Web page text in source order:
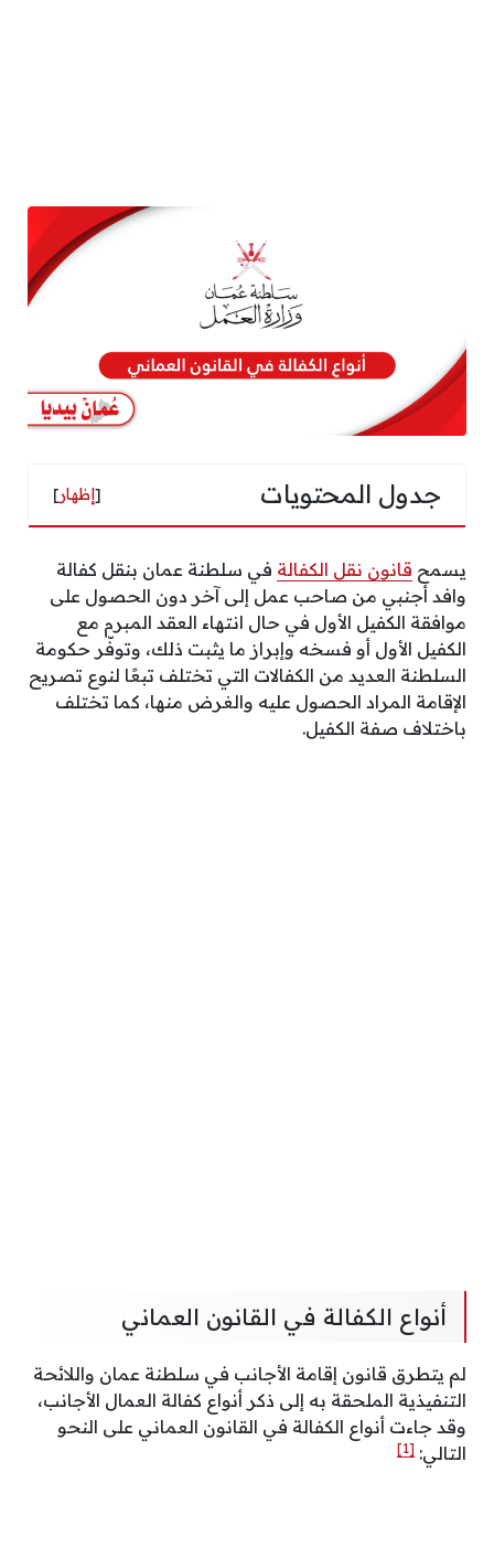
جدول المحتويات [إظهار]
يسمح قانون نقل الكفالة في سلطنة عمان بنقل كفالة
وافد أجنبي من صاحب عمل إلى آخر دون الحصول على
موافقة الكفيل الأول في حال انتهاء العقد المبرم مع
الكفيل الأول أو فسخه وإبراز ما يثبت ذلك، وتوفّر حكومة
السلطنة العديد من الكفالات التي تختلف تبعًا لنوع تصريح
الإقامة المراد الحصول عليه والغرض منها، كما تختلف
باختلاف صفة الكفيل.
أنواع الكفالة في القانون العماني
لم يتطرق قانون إقامة الأجانب في سلطنة عمان واللائحة
التنفيذية الملحقة به إلى ذكر أنواع كفالة العمال الأجانب،
وقد جاءت أنواع الكفالة في القانون العماني على النحو
التالي: [1]